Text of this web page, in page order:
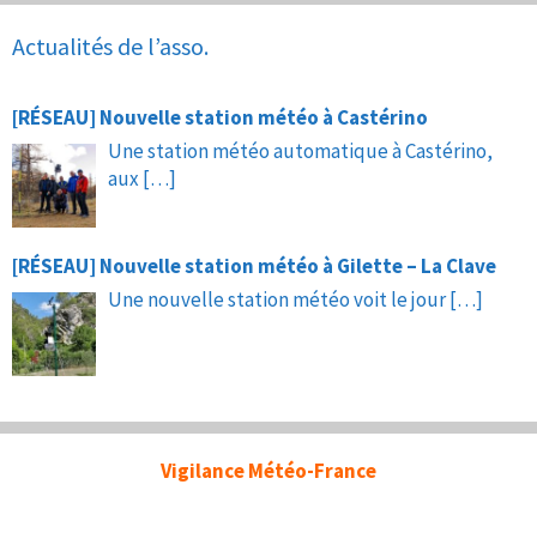
Actualités de l’asso.
[RÉSEAU] Nouvelle station météo à Castérino
Une station météo automatique à Castérino,
aux […]
[RÉSEAU] Nouvelle station météo à Gilette – La Clave
Une nouvelle station météo voit le jour[…]
Vigilance Météo-France